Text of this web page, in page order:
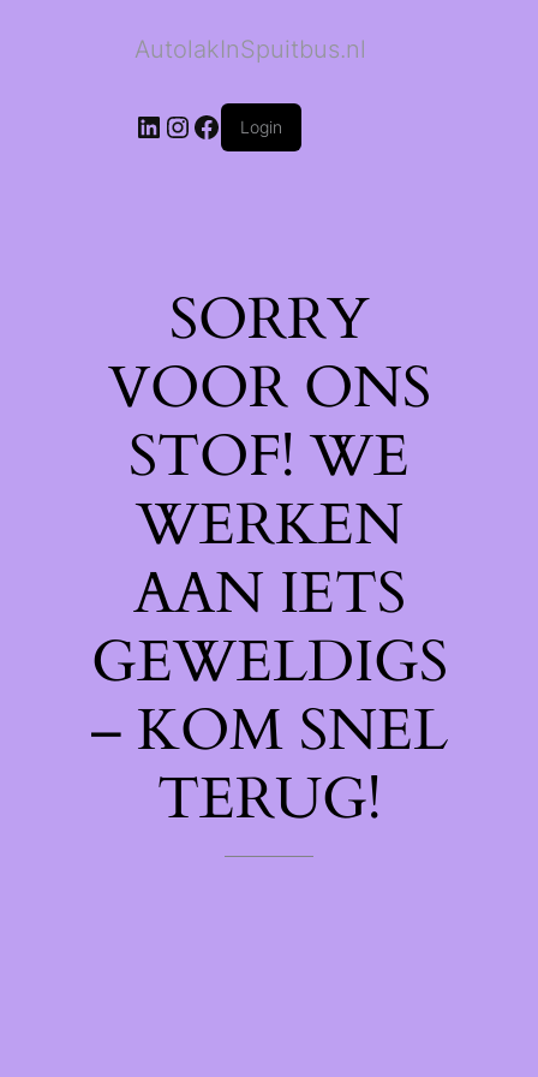
AutolakInSpuitbus.nl
LinkedIn
Instagram
Facebook
Login
SORRY
VOOR ONS
STOF! WE
WERKEN
AAN IETS
GEWELDIGS
– KOM SNEL
TERUG!